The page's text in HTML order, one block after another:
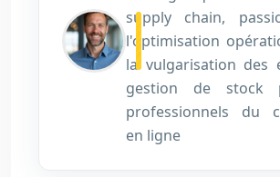
supply chain,
l'optimisation
la vulgarisation des
gestion de stock
professionnels du
en ligne